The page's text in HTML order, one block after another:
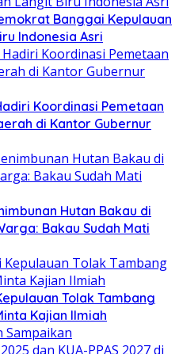
Banggai Kepulauan
Indonesia Asri
Koordinasi Pemetaan
di Kantor Gubernur
Hutan Bakau di
Bakau Sudah Mati
Tolak Tambang
Kajian Ilmiah